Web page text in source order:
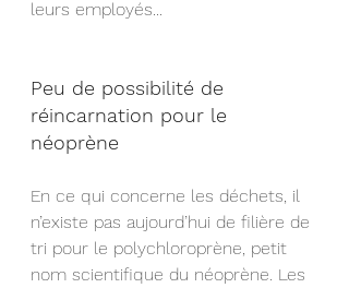
leurs employés...
Peu de possibilité de
réincarnation pour le
néoprène
En ce qui concerne les déchets, il
n’existe pas aujourd’hui de filière de
tri pour le polychloroprène, petit
nom scientifique du néoprène. Les